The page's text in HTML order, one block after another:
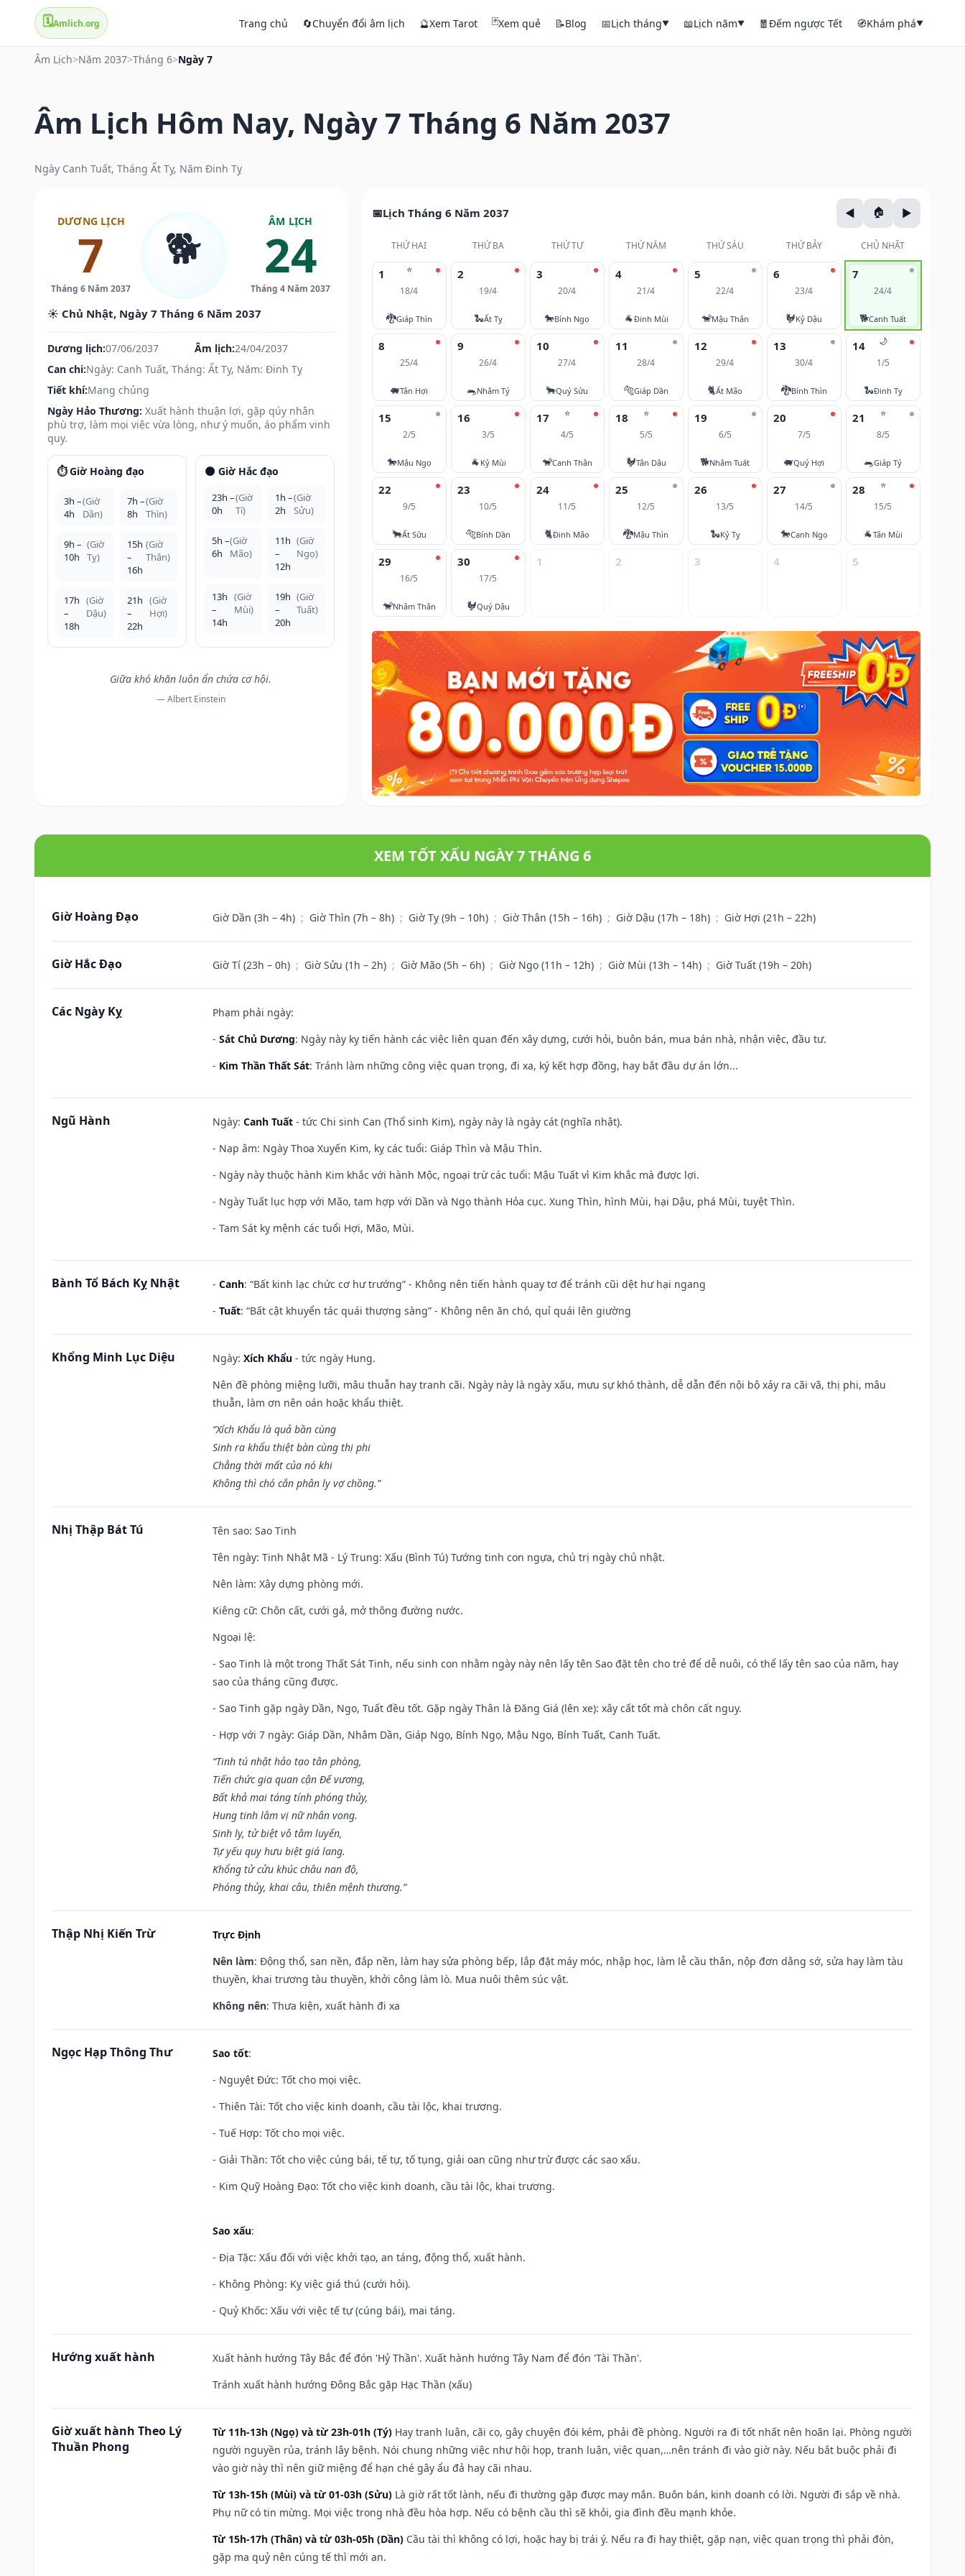
🗓️Amlich.org Trang chủ 🔄Chuyển đổi âm lịch 🔮Xem Tarot 🃏Xem quẻ 📝Blog 📅Lịch tháng▼ 📖Lịch năm▼ 🧧Đếm ngược Tết 🧭Khám phá▼
Âm Lịch>Năm 2037>Tháng 6>Ngày 7
Âm Lịch Hôm Nay, Ngày 7 Tháng 6 Năm 2037
Ngày Canh Tuất, Tháng Ất Tỵ, Năm Đinh Tỵ
DƯƠNG LỊCH
7
Tháng 6 Năm 2037
🐕 ÂM LỊCH
24
Tháng 4 Năm 2037
☀️ Chủ Nhật, Ngày 7 Tháng 6 Năm 2037
Dương lịch:07/06/2037 Âm lịch:24/04/2037
Can chi:Ngày: Canh Tuất, Tháng: Ất Tỵ, Năm: Đinh Tỵ
Tiết khí:Mang chủng
Ngày Hảo Thương: Xuất hành thuận lợi, gặp qúy nhân
phù trợ, làm mọi việc vừa lòng, như ý muốn, áo phẩm vinh
quy.
⏱️ Giờ Hoàng đạo
3h –
4h
(Giờ
Dần)
7h –
8h
(Giờ
Thìn)
9h –
10h
(Giờ
Tỵ)
15h
–
16h
(Giờ
Thân)
17h
–
18h
(Giờ
Dậu)
21h
–
22h
(Giờ
Hợi)
🌑 Giờ Hắc đạo
23h –
0h
(Giờ
Tí)
1h –
2h
(Giờ
Sửu)
5h –
6h
(Giờ
Mão)
11h
–
12h
(Giờ
Ngọ)
13h
–
14h
(Giờ
Mùi)
19h
–
20h
(Giờ
Tuất)
Giữa khó khăn luôn ẩn chứa cơ hội.
— Albert Einstein
Lịch Tháng 6 Năm 2037
THỨ HAI THỨ BA THỨ TƯ THỨ NĂM THỨ SÁU THỨ BẢY
CHỦ NHẬT
⭐
1
18/4
🐉Giáp Thìn
2
19/4
🐍Ất Tỵ
3
20/4
🐎Bính Ngọ
4
21/4
🐐Đinh Mùi
5
22/4
🐒Mậu Thân
6
23/4
🐓Kỷ Dậu
7
24/4
🐕Canh Tuất
8
25/4
🐖Tân Hợi
9
26/4
🐀Nhâm Tý
10
27/4
🐂Quý Sửu
11
28/4
🐅Giáp Dần
12
29/4
🐈Ất Mão
13
30/4
🐉Bính Thìn
🌙
14
1/5
🐍Đinh Tỵ
15
2/5
🐎Mậu Ngọ
16
3/5
🐐 Kỷ Mùi
⭐
17
4/5
🐒Canh Thân
⭐
18
5/5
🐓Tân Dậu
19
6/5
🐕Nhâm Tuất
20
7/5
🐖Quý Hợi
⭐
21
8/5
🐀Giáp Tý
22
9/5
🐂Ất Sửu
23
10/5
🐅Bính Dần
24
11/5
🐈Đinh Mão
25
12/5
🐉Mậu Thìn
26
13/5
🐍Kỷ Tỵ
27
14/5
🐎Canh Ngọ
⭐
28
15/5
🐐Tân Mùi
29
16/5
🐒Nhâm Thân
30
17/5
🐓Quý Dậu
1 2 3 4 5
XEM TỐT XẤU NGÀY 7 THÁNG 6
Giờ Hoàng Đạo Giờ Dần (3h – 4h) ; Giờ Thìn (7h – 8h) ; Giờ Tỵ (9h – 10h) ; Giờ Thân (15h – 16h) ; Giờ Dậu (17h – 18h) ; Giờ Hợi (21h – 22h)
Giờ Hắc Đạo Giờ Tí (23h – 0h) ; Giờ Sửu (1h – 2h) ; Giờ Mão (5h – 6h) ; Giờ Ngọ (11h – 12h) ; Giờ Mùi (13h – 14h) ; Giờ Tuất (19h – 20h)
Các Ngày Kỵ
Phạm phải ngày:
- Sát Chủ Dương: Ngày này kỵ tiến hành các việc liên quan đến xây dựng, cưới hỏi, buôn bán, mua bán nhà, nhận việc, đầu tư.
- Kim Thần Thất Sát: Tránh làm những công việc quan trọng, đi xa, ký kết hợp đồng, hay bắt đầu dự án lớn...
Ngũ Hành Ngày: Canh Tuất - tức Chi sinh Can (Thổ sinh Kim), ngày này là ngày cát (nghĩa nhật).
- Nạp âm: Ngày Thoa Xuyến Kim, kỵ các tuổi: Giáp Thìn và Mậu Thìn.
- Ngày này thuộc hành Kim khắc với hành Mộc, ngoại trừ các tuổi: Mậu Tuất vì Kim khắc mà được lợi.
- Ngày Tuất lục hợp với Mão, tam hợp với Dần và Ngọ thành Hỏa cục. Xung Thìn, hình Mùi, hại Dậu, phá Mùi, tuyệt Thìn.
- Tam Sát kỵ mệnh các tuổi Hợi, Mão, Mùi.
Bành Tổ Bách Kỵ Nhật - Canh: “Bất kinh lạc chức cơ hư trướng” - Không nên tiến hành quay tơ để tránh cũi dệt hư hại ngang
- Tuất: “Bất cật khuyển tác quái thượng sàng” - Không nên ăn chó, quỉ quái lên giường
Khổng Minh Lục Diệu Ngày: Xích Khẩu - tức ngày Hung.
Nên đề phòng miệng lưỡi, mâu thuẫn hay tranh cãi. Ngày này là ngày xấu, mưu sự khó thành, dễ dẫn đến nội bộ xảy ra cãi vã, thị phi, mâu
thuẫn, làm ơn nên oán hoặc khẩu thiệt.
“Xích Khẩu là quả bần cùng
Sinh ra khẩu thiệt bàn cùng thị phi
Chẳng thời mất của nó khi
Không thì chó cắn phân ly vợ chồng.”
Nhị Thập Bát Tú Tên sao: Sao Tinh
Tên ngày: Tinh Nhật Mã - Lý Trung: Xấu (Bình Tú) Tướng tinh con ngựa, chủ trị ngày chủ nhật.
Nên làm: Xây dựng phòng mới.
Kiêng cữ: Chôn cất, cưới gả, mở thông đường nước.
Ngoại lệ:
- Sao Tinh là một trong Thất Sát Tinh, nếu sinh con nhằm ngày này nên lấy tên Sao đặt tên cho trẻ để dễ nuôi, có thể lấy tên sao của năm, hay
sao của tháng cũng được.
- Sao Tinh gặp ngày Dần, Ngọ, Tuất đều tốt. Gặp ngày Thân là Đăng Giá (lên xe): xây cất tốt mà chôn cất nguy.
- Hợp với 7 ngày: Giáp Dần, Nhâm Dần, Giáp Ngọ, Bính Ngọ, Mậu Ngọ, Bính Tuất, Canh Tuất.
“Tinh tú nhật hảo tạo tân phòng,
Tiến chức gia quan cận Đế vương,
Bất khả mai táng tính phóng thủy,
Hung tinh lâm vị nữ nhân vong.
Sinh ly, tử biệt vô tâm luyến,
Tự yếu quy hưu biệt giá lang.
Khổng tử cửu khúc châu nan độ,
Phóng thủy, khai câu, thiên mệnh thương.”
Thập Nhị Kiến Trừ
Trực Định
Nên làm: Động thổ, san nền, đắp nền, làm hay sửa phòng bếp, lắp đặt máy móc, nhập học, làm lễ cầu thân, nộp đơn dâng sớ, sửa hay làm tàu
thuyền, khai trương tàu thuyền, khởi công làm lò. Mua nuôi thêm súc vật.
Không nên: Thưa kiện, xuất hành đi xa
Ngọc Hạp Thông Thư Sao tốt:
- Nguyệt Đức: Tốt cho mọi việc.
- Thiên Tài: Tốt cho việc kinh doanh, cầu tài lộc, khai trương.
- Tuế Hợp: Tốt cho mọi việc.
- Giải Thần: Tốt cho việc cúng bái, tế tự, tố tụng, giải oan cũng như trừ được các sao xấu.
- Kim Quỹ Hoàng Đạo: Tốt cho việc kinh doanh, cầu tài lộc, khai trương.
Sao xấu:
- Địa Tặc: Xấu đối với việc khởi tạo, an táng, động thổ, xuất hành.
- Không Phòng: Kỵ việc giá thú (cưới hỏi).
- Quỷ Khốc: Xấu với việc tế tự (cúng bái), mai táng.
Hướng xuất hành
Xuất hành hướng Tây Bắc để đón 'Hỷ Thần'. Xuất hành hướng Tây Nam để đón 'Tài Thần'.
Tránh xuất hành hướng Đông Bắc gặp Hạc Thần (xấu)
Giờ xuất hành Theo Lý
Thuần Phong
Từ 11h-13h (Ngọ) và từ 23h-01h (Tý) Hay tranh luận, cãi cọ, gây chuyện đói kém, phải đề phòng. Người ra đi tốt nhất nên hoãn lại. Phòng người
người nguyền rủa, tránh lây bệnh. Nói chung những việc như hội họp, tranh luận, việc quan,…nên tránh đi vào giờ này. Nếu bắt buộc phải đi
vào giờ này thì nên giữ miệng để hạn ché gây ẩu đả hay cãi nhau.
Từ 13h-15h (Mùi) và từ 01-03h (Sửu) Là giờ rất tốt lành, nếu đi thường gặp được may mắn. Buôn bán, kinh doanh có lời. Người đi sắp về nhà.
Phụ nữ có tin mừng. Mọi việc trong nhà đều hòa hợp. Nếu có bệnh cầu thì sẽ khỏi, gia đình đều mạnh khỏe.
Từ 15h-17h (Thân) và từ 03h-05h (Dần) Cầu tài thì không có lợi, hoặc hay bị trái ý. Nếu ra đi hay thiệt, gặp nạn, việc quan trọng thì phải đòn,
gặp ma quỷ nên cúng tế thì mới an.